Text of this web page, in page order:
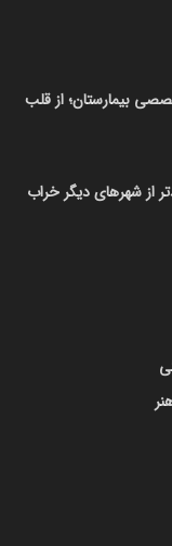
بیمارستان؛ از قلب
از شهرهای دیگر خراب